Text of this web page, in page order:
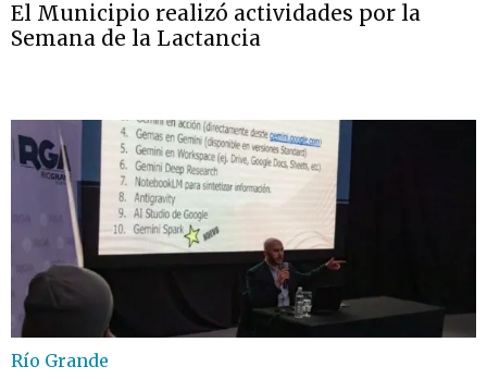
El Municipio realizó actividades por la
Semana de la Lactancia
Río Grande